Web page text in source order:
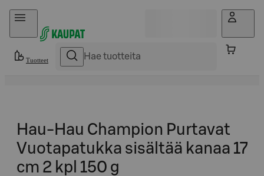
Hyppää sisältöön
Tuotteet
Hau-Hau Champion Purtavat
Vuotapatukka sisältää kanaa 17
cm 2 kpl 150 g